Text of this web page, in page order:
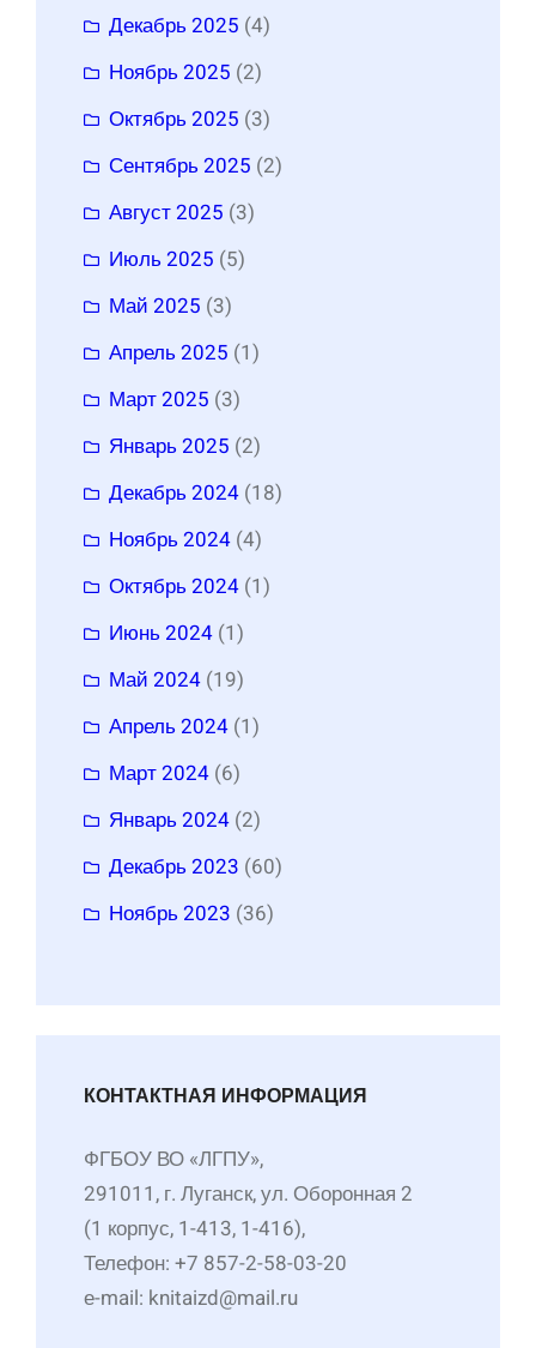
Декабрь 2025 (4)
Ноябрь 2025 (2)
Октябрь 2025 (3)
Сентябрь 2025 (2)
Август 2025 (3)
Июль 2025 (5)
Май 2025 (3)
Апрель 2025 (1)
Март 2025 (3)
Январь 2025 (2)
Декабрь 2024 (18)
Ноябрь 2024 (4)
Октябрь 2024 (1)
Июнь 2024 (1)
Май 2024 (19)
Апрель 2024 (1)
Март 2024 (6)
Январь 2024 (2)
Декабрь 2023 (60)
Ноябрь 2023 (36)
КОНТАКТНАЯ ИНФОРМАЦИЯ
ФГБОУ ВО «ЛГПУ»,
291011, г. Луганск, ул. Оборонная 2
(1 корпус, 1-413, 1-416),
Телефон: +7 857-2-58-03-20
е-mail: knitaizd@mail.ru